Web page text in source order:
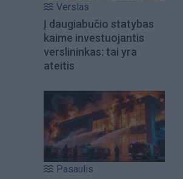
Verslas
Į daugiabučio statybas
kaime investuojantis
verslininkas: tai yra
ateitis
Pasaulis